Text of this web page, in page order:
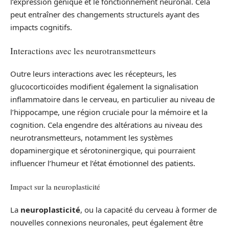
peut entraîner des changements structurels ayant des
impacts cognitifs.
Interactions avec les neurotransmetteurs
Outre leurs interactions avec les récepteurs, les
glucocorticoïdes modifient également la signalisation
inflammatoire dans le cerveau, en particulier au niveau de
l’hippocampe, une région cruciale pour la mémoire et la
cognition. Cela engendre des altérations au niveau des
neurotransmetteurs, notamment les systèmes
dopaminergique et sérotoninergique, qui pourraient
influencer l’humeur et l’état émotionnel des patients.
Impact sur la neuroplasticité
La neuroplasticité, ou la capacité du cerveau à former de
nouvelles connexions neuronales, peut également être